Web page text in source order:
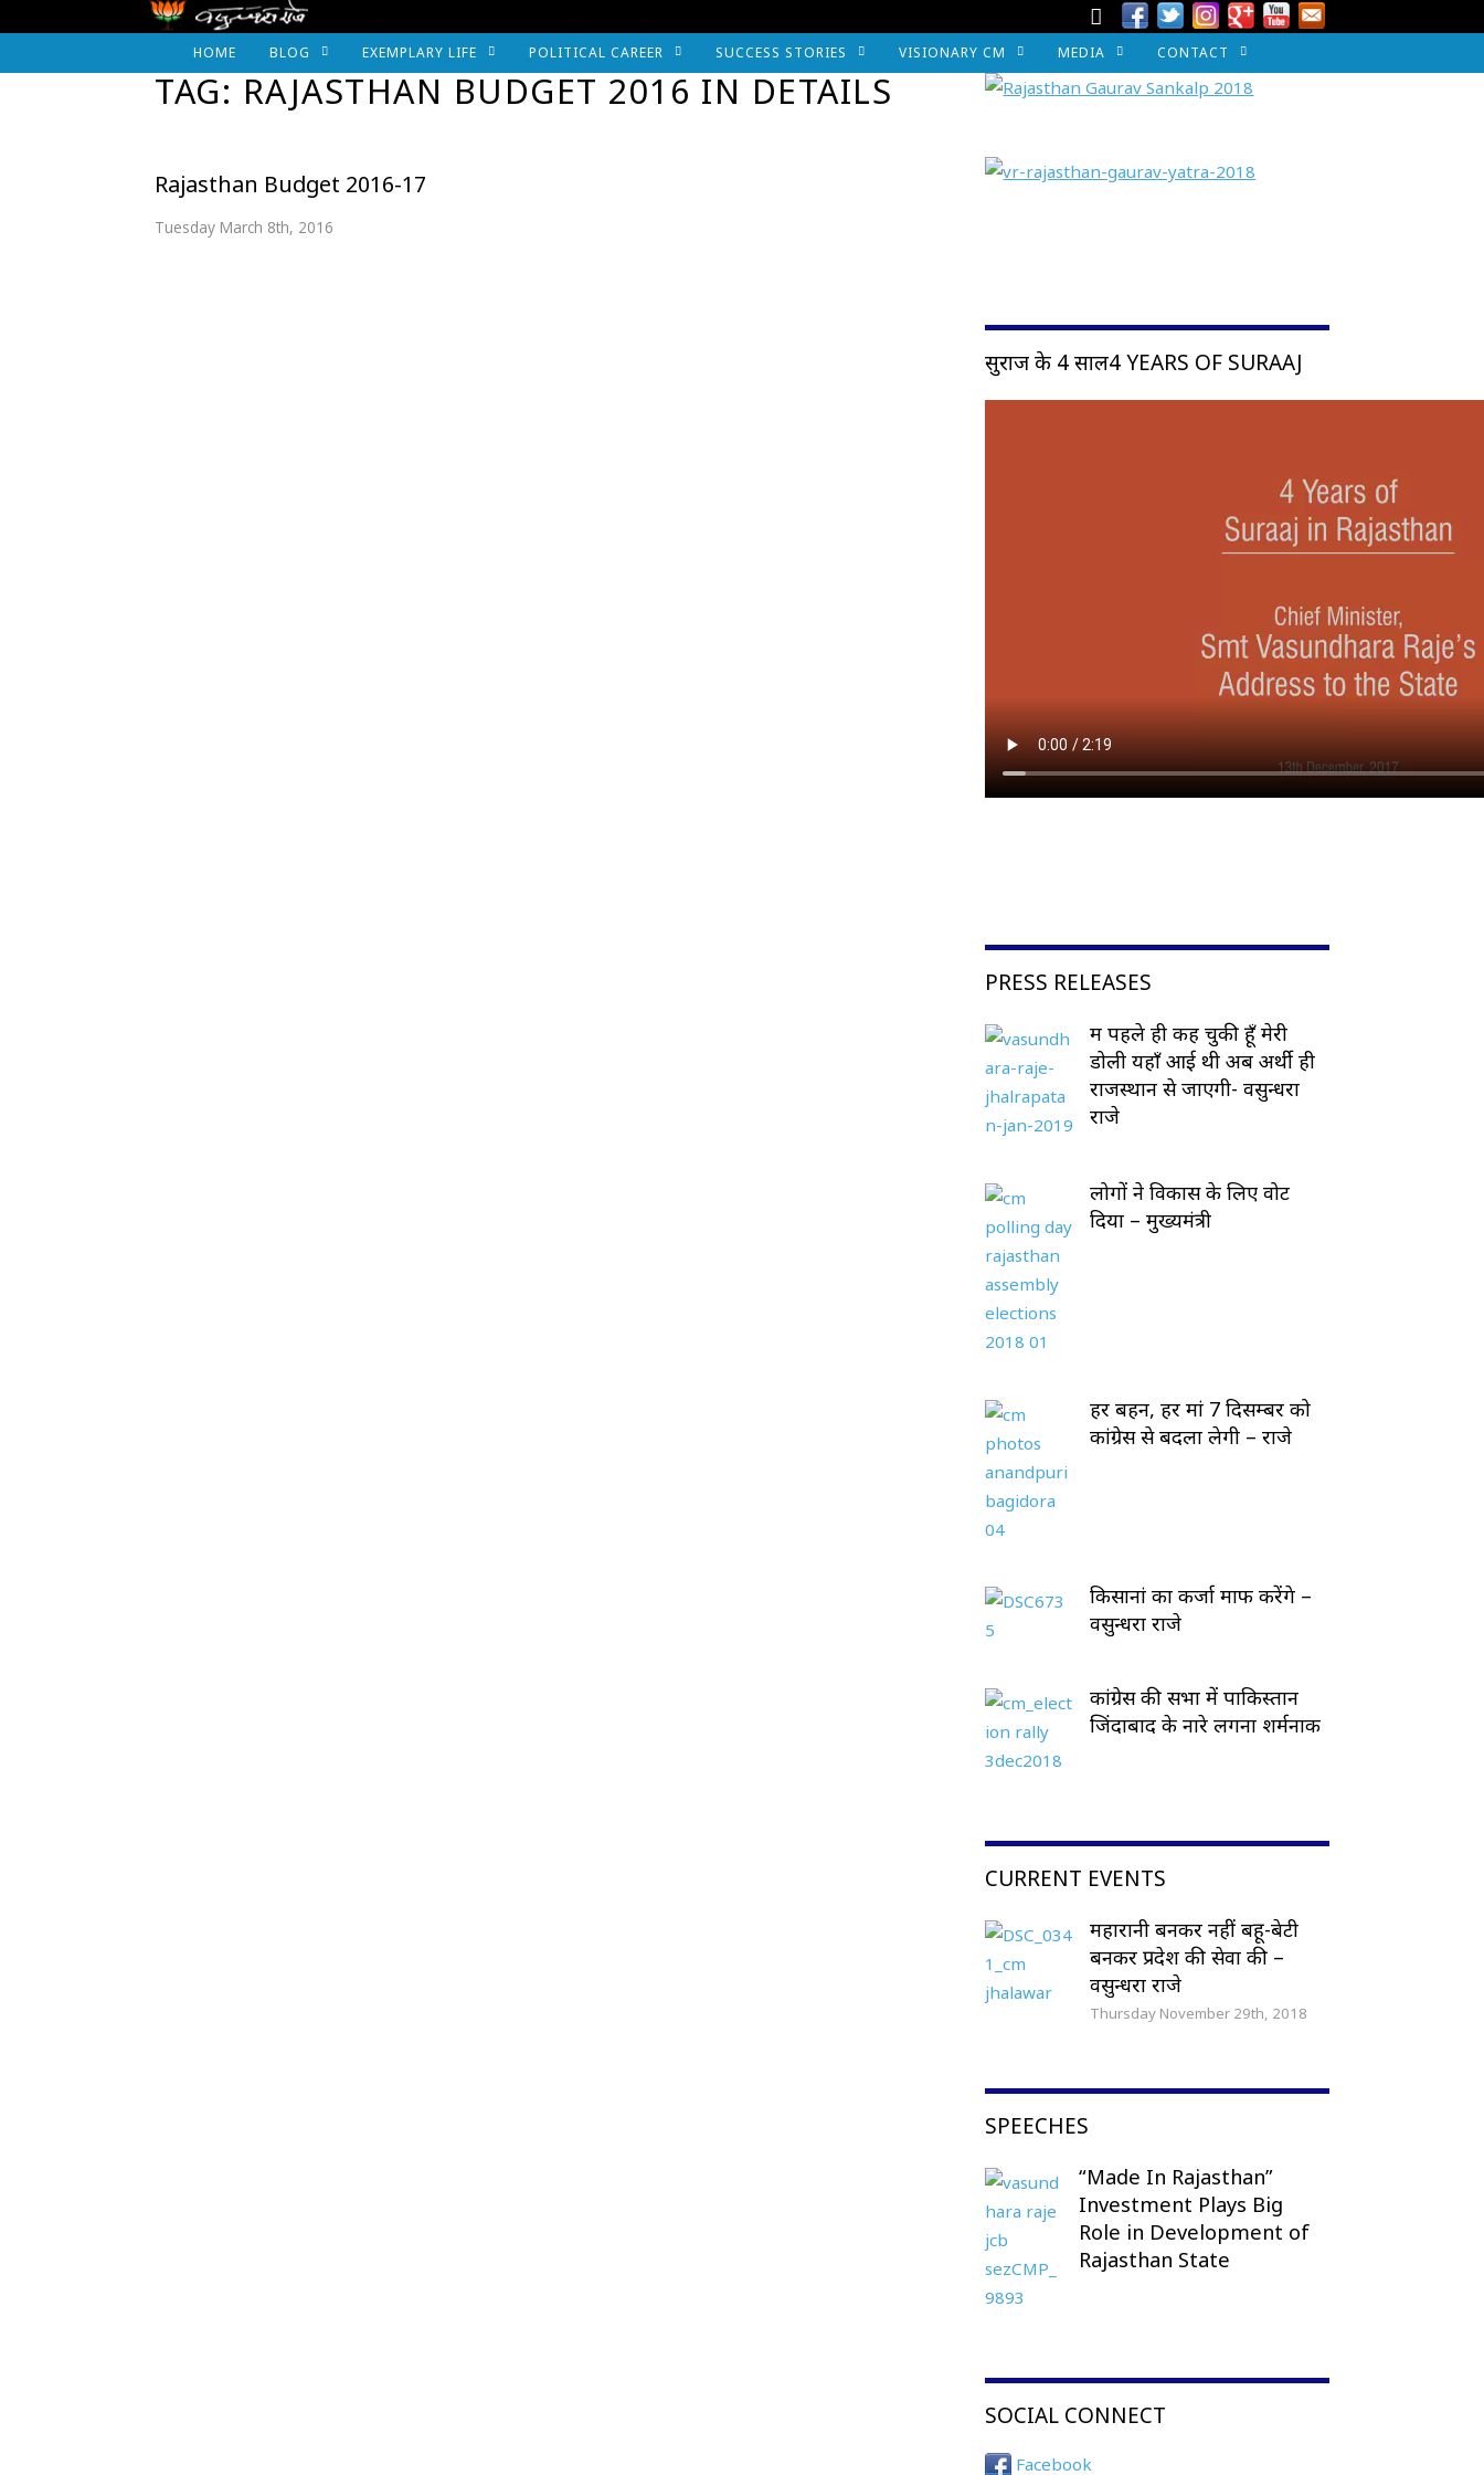
HOME BLOG EXEMPLARY LIFE POLITICAL CAREER SUCCESS STORIES VISIONARY CM MEDIA CONTACT
TAG: RAJASTHAN BUDGET 2016 IN DETAILS
Rajasthan Budget 2016-17
Tuesday March 8th, 2016
सुराज के 4 साल4 YEARS OF SURAAJ
PRESS RELEASES
मैं पहले ही कह चुकी हूँ मेरी
डोली यहाँ आई थी अब अर्थी ही
राजस्थान से जाएगी- वसुन्धरा
राजे
लोगों ने विकास के लिए वोट
दिया – मुख्यमंत्री
हर बहन, हर मां 7 दिसम्बर को
कांग्रेस से बदला लेगी – राजे
किसानां का कर्जा माफ करेंगे –
वसुन्धरा राजे
कांग्रेस की सभा में पाकिस्तान
जिंदाबाद के नारे लगना शर्मनाक
CURRENT EVENTS
महारानी बनकर नहीं बहू-बेटी
बनकर प्रदेश की सेवा की –
वसुन्धरा राजे
Thursday November 29th, 2018
SPEECHES
“Made In Rajasthan”
Investment Plays Big
Role in Development of
Rajasthan State
SOCIAL CONNECT
Facebook